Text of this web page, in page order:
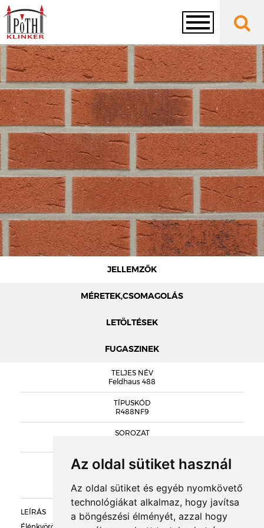
Az oldal sütiket használ
Az oldal sütiket és egyéb nyomkövető
technológiákat alkalmaz, hogy javítsa
a böngészési élményét, azzal hogy
Toggle
navigation
JELLEMZŐK
MÉRETEK,CSOMAGOLÁS
LETÖLTÉSEK
FUGASZINEK
TELJES NÉV
Feldhaus 488
TÍPUSKÓD
R488NF9
SOROZAT
KIEGÉSZÍTŐK
LEÍRÁS
TÖMEG
RAKLAPTÖMEG
DARABSÚLY
FELDHAUS LAP KATALÓGUS
R488NF9 TELJESÍTMÉNYNYILATKOZAT